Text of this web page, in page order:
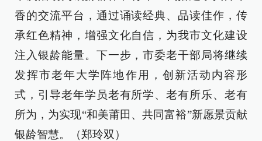
香的交流平台，通过诵读经典、品读佳作，传
承红色精神，增强文化自信，为我市文化建设
注入银龄能量。下一步，市委老干部局将继续
发挥市老年大学阵地作用，创新活动内容形
式，引导老年学员老有所学、老有所乐、老有
所为，为实现“和美莆田、共同富裕”新愿景贡献
银龄智慧。（郑玲双）